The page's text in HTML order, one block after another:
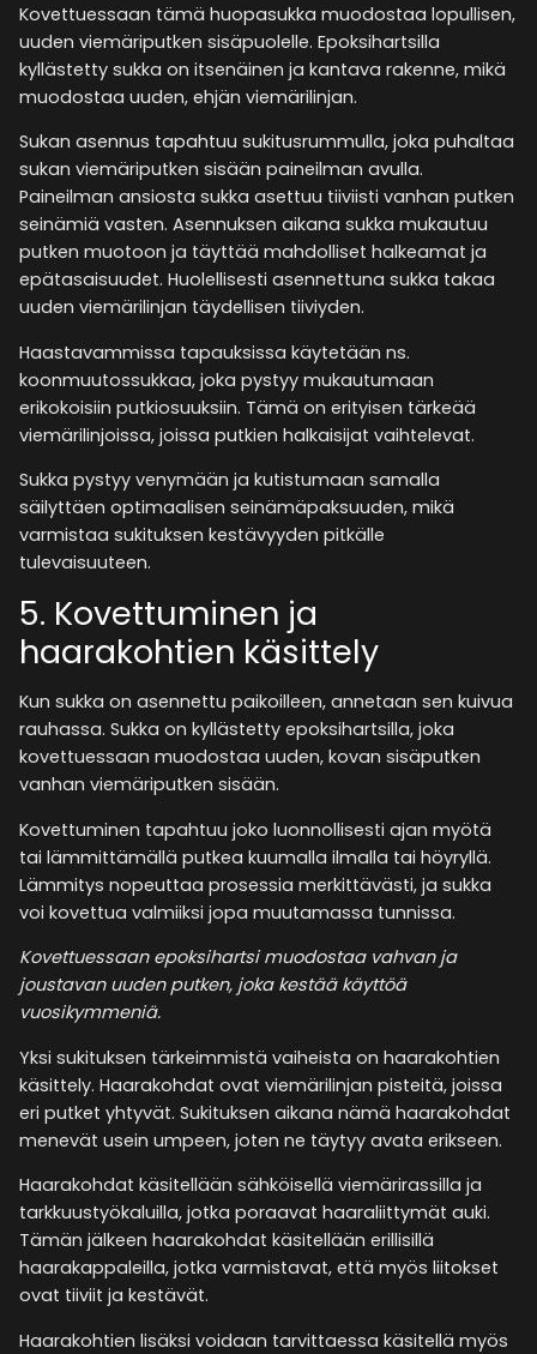
Kovettuessaan tämä huopasukka muodostaa lopullisen,
uuden viemäriputken sisäpuolelle. Epoksihartsilla
kyllästetty sukka on itsenäinen ja kantava rakenne, mikä
muodostaa uuden, ehjän viemärilinjan​.
Sukan asennus tapahtuu sukitusrummulla, joka puhaltaa
sukan viemäriputken sisään paineilman avulla.
Paineilman ansiosta sukka asettuu tiiviisti vanhan putken
seinämiä vasten. Asennuksen aikana sukka mukautuu
putken muotoon ja täyttää mahdolliset halkeamat ja
epätasaisuudet. Huolellisesti asennettuna sukka takaa
uuden viemärilinjan täydellisen tiiviyden​.
Haastavammissa tapauksissa käytetään ns.
koonmuutossukkaa, joka pystyy mukautumaan
erikokoisiin putkiosuuksiin. Tämä on erityisen tärkeää
viemärilinjoissa, joissa putkien halkaisijat vaihtelevat.
Sukka pystyy venymään ja kutistumaan samalla
säilyttäen optimaalisen seinämäpaksuuden, mikä
varmistaa sukituksen kestävyyden pitkälle
tulevaisuuteen.
5. Kovettuminen ja
haarakohtien käsittely
Kun sukka on asennettu paikoilleen, annetaan sen kuivua
rauhassa. Sukka on kyllästetty epoksihartsilla, joka
kovettuessaan muodostaa uuden, kovan sisäputken
vanhan viemäriputken sisään.
Kovettuminen tapahtuu joko luonnollisesti ajan myötä
tai lämmittämällä putkea kuumalla ilmalla tai höyryllä.
Lämmitys nopeuttaa prosessia merkittävästi, ja sukka
voi kovettua valmiiksi jopa muutamassa tunnissa.
Kovettuessaan epoksihartsi muodostaa vahvan ja
joustavan uuden putken, joka kestää käyttöä
vuosikymmeniä​.
Yksi sukituksen tärkeimmistä vaiheista on haarakohtien
käsittely. Haarakohdat ovat viemärilinjan pisteitä, joissa
eri putket yhtyvät. Sukituksen aikana nämä haarakohdat
menevät usein umpeen, joten ne täytyy avata erikseen.
Haarakohdat käsitellään sähköisellä viemärirassilla ja
tarkkuustyökaluilla, jotka poraavat haaraliittymät auki.
Tämän jälkeen haarakohdat käsitellään erillisillä
haarakappaleilla, jotka varmistavat, että myös liitokset
ovat tiiviit ja kestävät​.
Haarakohtien lisäksi voidaan tarvittaessa käsitellä myös